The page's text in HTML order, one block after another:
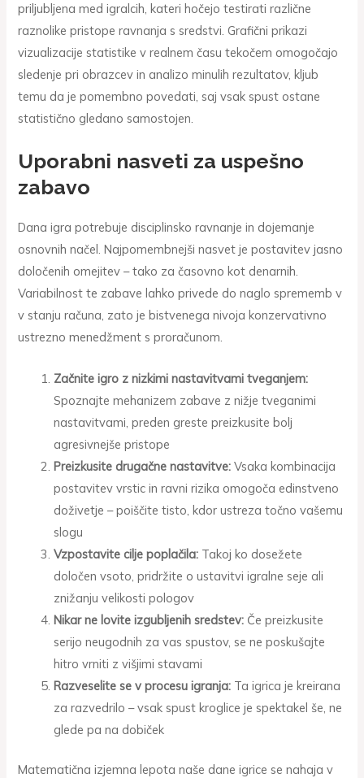
priljubljena med igralcih, kateri hočejo testirati različne
raznolike pristope ravnanja s sredstvi. Grafični prikazi
vizualizacije statistike v realnem času tekočem omogočajo
sledenje pri obrazcev in analizo minulih rezultatov, kljub
temu da je pomembno povedati, saj vsak spust ostane
statistično gledano samostojen.
Uporabni nasveti za uspešno
zabavo
Dana igra potrebuje disciplinsko ravnanje in dojemanje
osnovnih načel. Najpomembnejši nasvet je postavitev jasno
določenih omejitev – tako za časovno kot denarnih.
Variabilnost te zabave lahko privede do naglo sprememb v
v stanju računa, zato je bistvenega nivoja konzervativno
ustrezno menedžment s proračunom.
Začnite igro z nizkimi nastavitvami tveganjem:
Spoznajte mehanizem zabave z nižje tveganimi
nastavitvami, preden greste preizkusite bolj
agresivnejše pristope
Preizkusite drugačne nastavitve: Vsaka kombinacija
postavitev vrstic in ravni rizika omogoča edinstveno
doživetje – poiščite tisto, kdor ustreza točno vašemu
slogu
Vzpostavite cilje poplačila: Takoj ko dosežete
določen vsoto, pridržite o ustavitvi igralne seje ali
znižanju velikosti pologov
Nikar ne lovite izgubljenih sredstev: Če preizkusite
serijo neugodnih za vas spustov, se ne poskušajte
hitro vrniti z višjimi stavami
Razveselite se v procesu igranja: Ta igrica je kreirana
za razvedrilo – vsak spust kroglice je spektakel še, ne
glede pa na dobiček
Matematična izjemna lepota naše dane igrice se nahaja v